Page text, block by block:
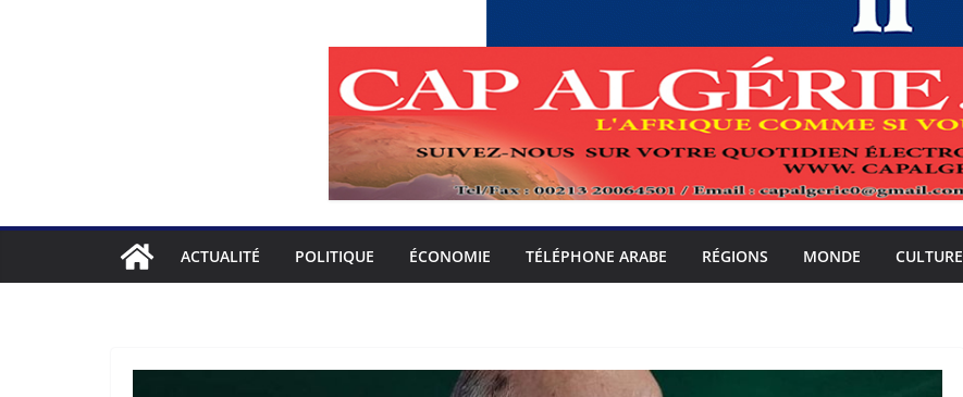
ACTUALITÉ POLITIQUE ÉCONOMIE TÉLÉPHONE ARABE RÉGIONS MONDE CULTURE